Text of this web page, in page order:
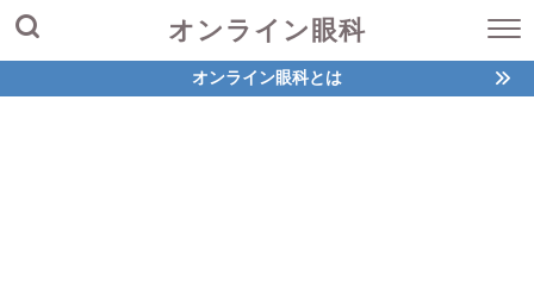
オンライン眼科
オンライン眼科とは